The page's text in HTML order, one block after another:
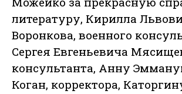
литературу, Кирилла
Воронкова, военного
Сергея Евгеньевича
консультанта, Анну
Коган, корректора,